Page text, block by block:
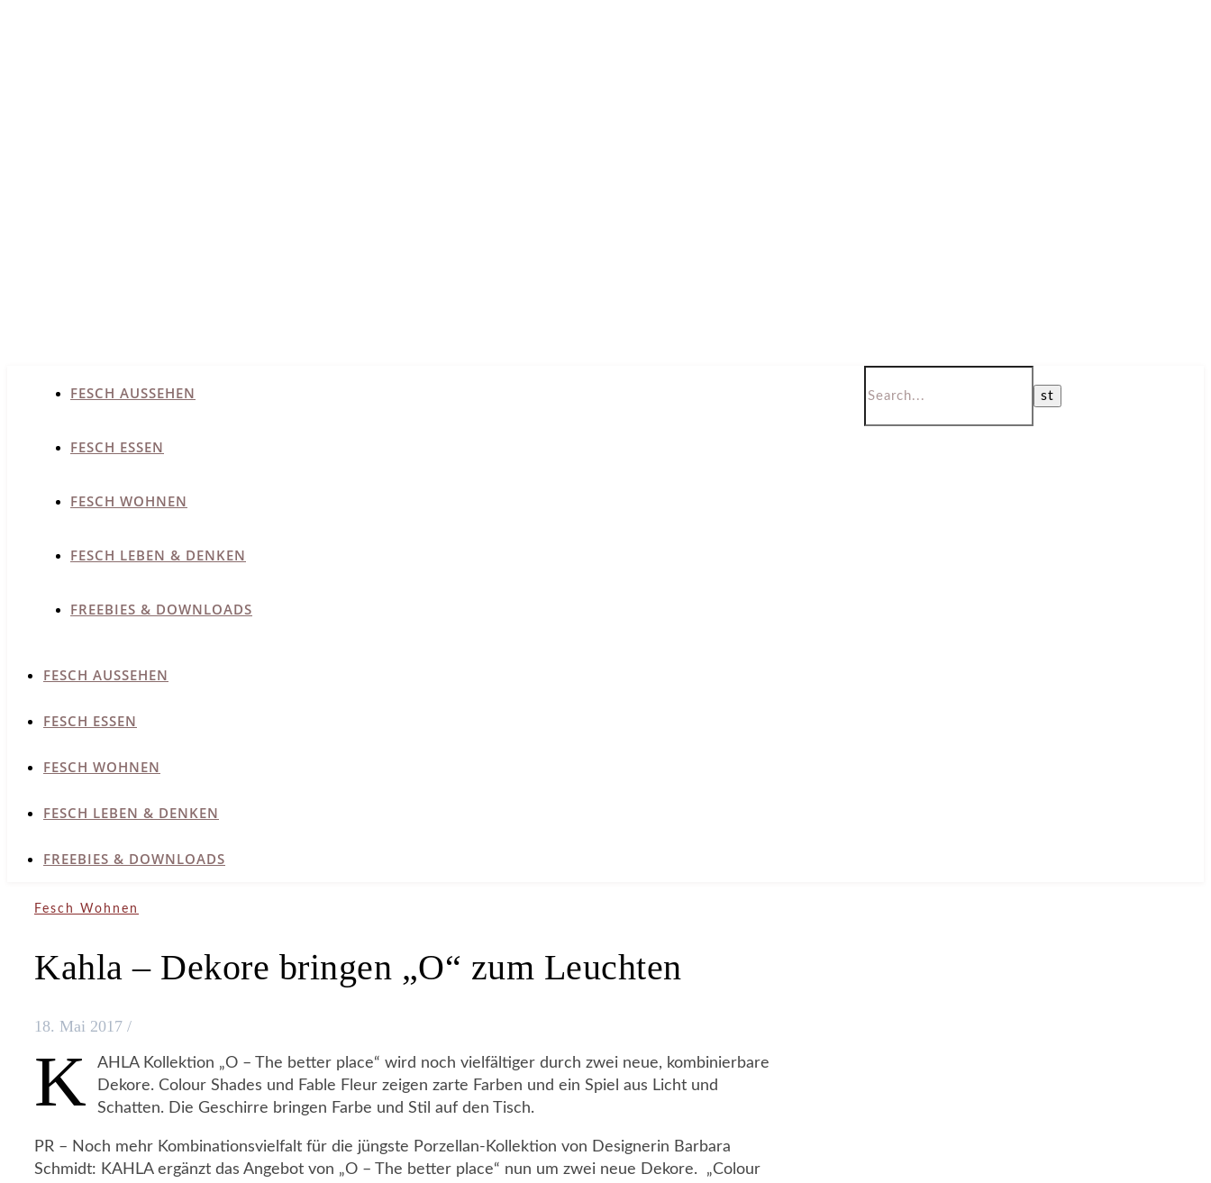
FESCH AUSSEHEN
FESCH ESSEN
FESCH WOHNEN
FESCH LEBEN & DENKEN
FREEBIES & DOWNLOADS
FESCH AUSSEHEN
FESCH ESSEN
FESCH WOHNEN
FESCH LEBEN & DENKEN
FREEBIES & DOWNLOADS
Fesch Wohnen
Kahla – Dekore bringen „O“ zum Leuchten
18. Mai 2017 /
K
AHLA Kollektion „O – The better place“ wird noch vielfältiger durch zwei neue, kombinierbare
Dekore. Colour Shades und Fable Fleur zeigen zarte Farben und ein Spiel aus Licht und
Schatten. Die Geschirre bringen Farbe und Stil auf den Tisch.
PR – Noch mehr Kombinationsvielfalt für die jüngste Porzellan-Kollektion von Designerin Barbara
Schmidt: KAHLA ergänzt das Angebot von „O – The better place“ nun um zwei neue Dekore. „Colour